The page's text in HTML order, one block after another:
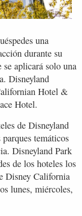
una
durante su
aplicará solo una
Disneyland
Hotel &
Hotel.
de Disneyland
temáticos
Disneyland Park
de los hoteles los
Disney California
lunes, miércoles,